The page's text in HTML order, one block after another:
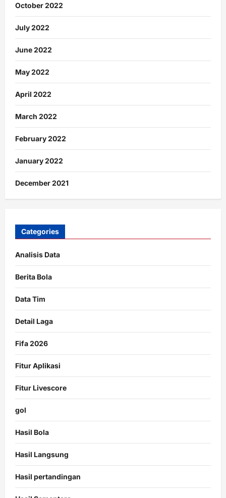
October 2022
July 2022
June 2022
May 2022
April 2022
March 2022
February 2022
January 2022
December 2021
Categories
Analisis Data
Berita Bola
Data Tim
Detail Laga
Fifa 2026
Fitur Aplikasi
Fitur Livescore
gol
Hasil Bola
Hasil Langsung
Hasil pertandingan